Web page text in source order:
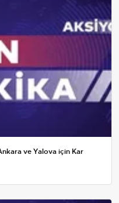
ve Yalova için Kar